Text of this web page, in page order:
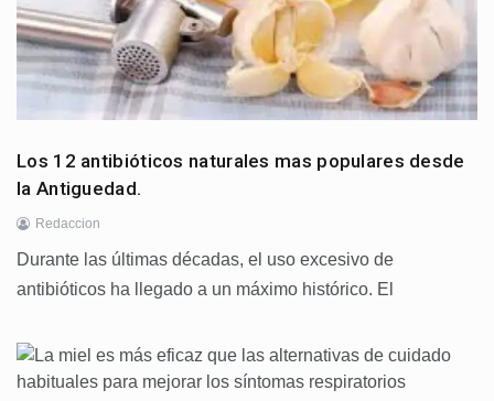
Los 12 antibióticos naturales mas populares desde
la Antiguedad.
Redaccion
Durante las últimas décadas, el uso excesivo de
antibióticos ha llegado a un máximo histórico. El